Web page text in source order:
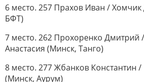
6 место. 257 Прахов Иван /
БФТ)
7 место. 262 Прохоренко Дмитрий
Анастасия (Минск, Танго)
8 место. 277 Жбанков Константин
(Минск, Аурум)